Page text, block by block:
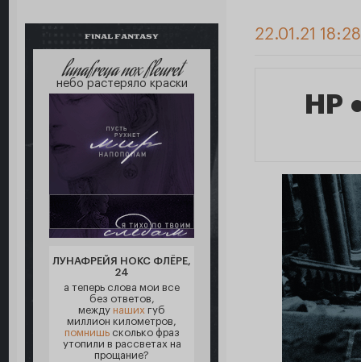
FINAL FANTASY
lunafreya nox fleuret
небо растеряло краски
ЛУНАФРЕЙЯ НОКС ФЛЁРЕ,
24
а теперь слова мои все
без ответов,
между наших губ
миллион километров,
помнишьсколько фраз
утопили в рассветах на
прощание?
22.01.21
HP